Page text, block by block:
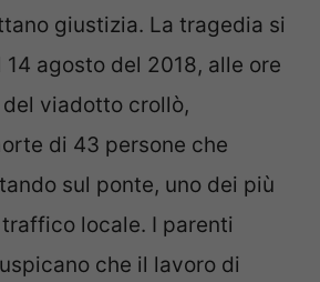
giustizia. La tragedia si
agosto del 2018, alle ore
del viadotto crollò,
di 43 persone che
sul ponte, uno dei più
locale. I parenti
che il lavoro di